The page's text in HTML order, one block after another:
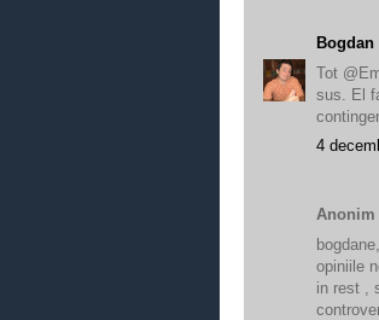
Bogdan
Tot
sus. El
4
Anonim
opiniile
in rest ,